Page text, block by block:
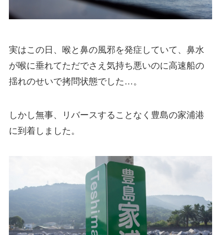
実はこの日、喉と鼻の風邪を発症していて、鼻水
が喉に垂れてただでさえ気持ち悪いのに高速船の
揺れのせいで拷問状態でした…。
しかし無事、リバースすることなく豊島の家浦港
に到着しました。